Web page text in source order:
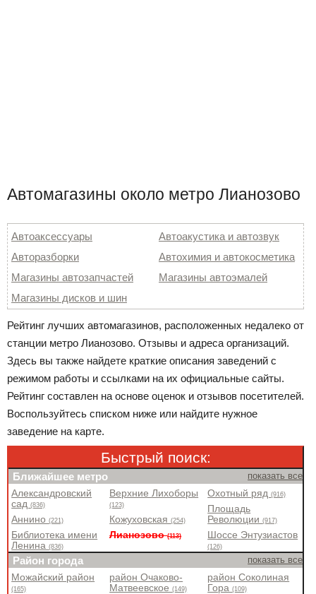
Автомагазины около метро Лианозово
Автоаксессуары
Автоакустика и автозвук
Авторазборки
Автохимия и автокосметика
Магазины автозапчастей
Магазины автоэмалей
Магазины дисков и шин
Рейтинг лучших автомагазинов, расположенных недалеко от
станции метро Лианозово. Отзывы и адреса организаций.
Здесь вы также найдете краткие описания заведений с
режимом работы и ссылками на их официальные сайты.
Рейтинг составлен на основе оценок и отзывов посетителей.
Воспользуйтесь списком ниже или найдите нужное
заведение на карте.
Быстрый поиск:
Ближайшее метро показать все
Александровский
сад(836)
Аннино(221)
Библиотека имени
Ленина(836)
Верхние Лихоборы
(123)
Кожуховская(254)
Лианозово(113)
Охотный ряд(916)
Площадь
Революции(917)
Шоссе Энтузиастов
(126)
Район города показать все
Можайский район
(165)
район Очаково-
Матвеевское(149)
район Соколиная
Гора(109)